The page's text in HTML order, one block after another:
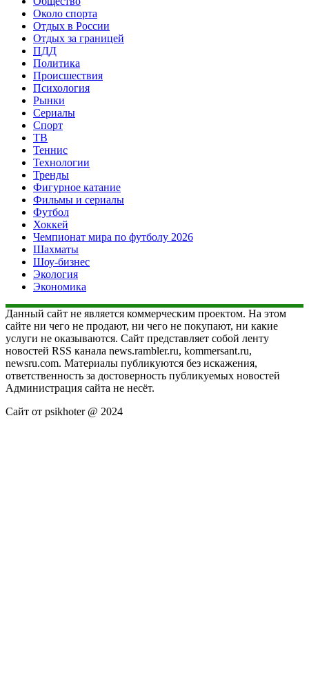
Около спорта
Отдых в России
Отдых за границей
ПДД
Политика
Происшествия
Психология
Рынки
Сериалы
Спорт
ТВ
Теннис
Технологии
Тренды
Фигурное катание
Фильмы и сериалы
Футбол
Хоккей
Чемпионат мира по футболу 2026
Шахматы
Шоу-бизнес
Экология
Экономика
Данный сайт не является коммерческим проектом. На этом
сайте ни чего не продают, ни чего не покупают, ни какие
услуги не оказываются. Сайт представляет собой ленту
новостей RSS канала news.rambler.ru, kommersant.ru,
newsru.com. Материалы публикуются без искажения,
ответственность за достоверность публикуемых новостей
Администрация сайта не несёт.
Сайт от psikhoter @ 2024